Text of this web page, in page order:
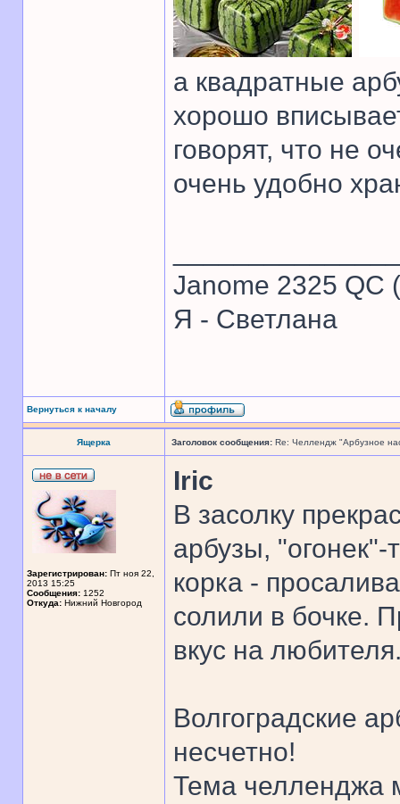
а квадратные
хорошо
говорят, что не
очень удобно
Janome 2325 QC
Я - Светлана
Вернуться к началу
Ящерка Заголовок сообщения: Re: Челлендж "Арбузное
Зарегистрирован: Пт ноя 22,
2013 15:25
Сообщения: 1252
Откуда: Нижний Новгород
Iric
В засолку
арбузы, "огонек"-
корка -
солили в бочке.
вкус на
Волгоградские
несчетно!
Тема челленджа